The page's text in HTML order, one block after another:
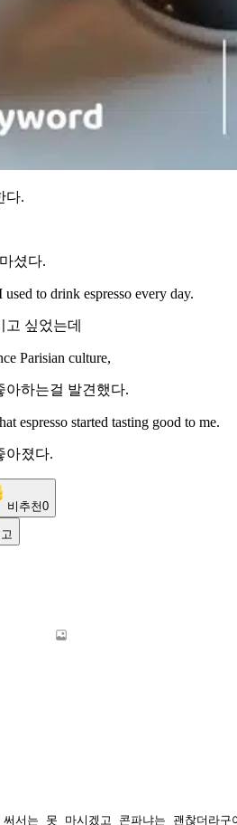
다.
셨다.
to drink espresso every day.
싶었는데
Parisian culture,
아하는걸 발견했다.
espresso started tasting good to me.
아졌다.
비추천0
서는 못 마시겠고 콘파냐는 괜찮더라구